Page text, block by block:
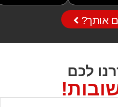
אותך?
לכם